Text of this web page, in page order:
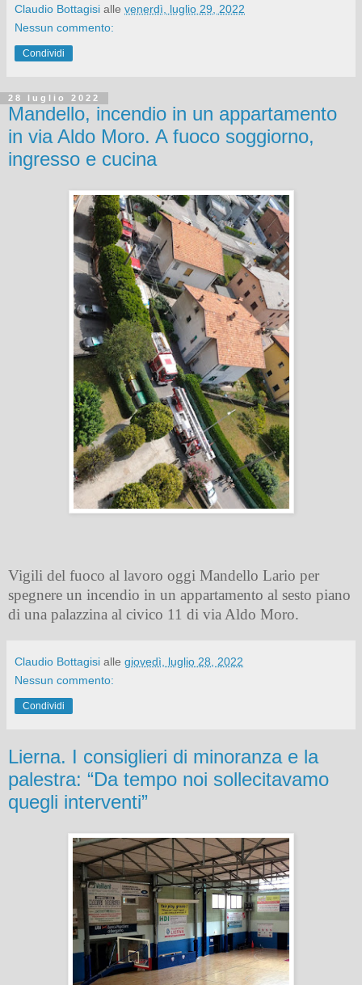
Claudio Bottagisi alle venerdì, luglio 29, 2022
Nessun commento:
Condividi
28 luglio 2022
Mandello, incendio in un appartamento
in via Aldo Moro. A fuoco soggiorno,
ingresso e cucina
Vigili del fuoco al lavoro oggi Mandello Lario per
spegnere un incendio in un appartamento al sesto piano
di una palazzina al civico 11 di via Aldo Moro.
Claudio Bottagisi alle giovedì, luglio 28, 2022
Nessun commento:
Condividi
Lierna. I consiglieri di minoranza e la
palestra: “Da tempo noi sollecitavamo
quegli interventi”